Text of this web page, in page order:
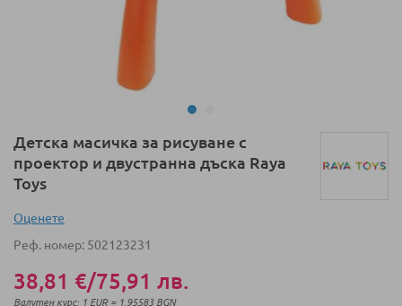
Преминете
към
началото
на
галерия
снимки
Детска масичка за рисуване с
проектор и двустранна дъска Raya
Toys
Оценeте
Реф. номер 502123231
38,81 €/75,91 лв.
Валутен курс: 1 EUR = 1.95583 BGN